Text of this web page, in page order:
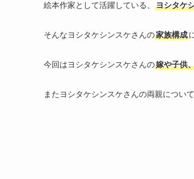
絵本作家として活躍している、 ヨシタケ
そんなヨシタケシンスケさんの家族構成
今回はヨシタケシンスケさんの嫁や子供
またヨシタケシンスケさんの両親につい